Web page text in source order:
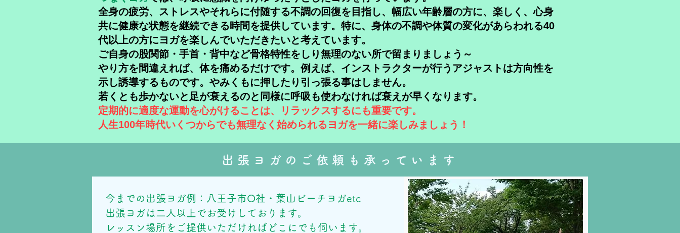
全身の疲労、ストレスやそれらに付随する不調の回復を目指し、​幅広い年齢層の方に、楽しく、心身
共に健康な状態を継続できる時間を提供しています。特に、身体の不調や体質の変化があらわれる40
代以上の方にヨガを楽しんでいただきたいと考えています。​
​ご自身の股関節・手首・背中など骨格特性をしり無理のない所で留まりましょう～
やり方を間違えれば、体を痛めるだけです。例えば、インストラクターが行うアジャストは方向性を
示し誘導するものです。やみくもに押したり引っ張る事はしません。
若くとも歩かないと足が衰えるのと同様に呼吸も使わなければ衰えが早くなります。
定期的に適度な運動を心がけることは、リラックスするにも重要です。
人生100年時代いくつからでも無理なく始められるヨガを一緒に楽しみましょう！
出張ヨガのご依頼も承っています
今までの出張ヨガ例：八王子市O社・葉山ビーチヨガetc
出張ヨガは二人以上でお受けしております。
レッスン場所をご提供いただければどこにでも伺います。